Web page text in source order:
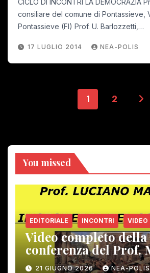
consiliare del comune di Pontassieve,
Pontassieve (FI) Prof. U. Barlozzetti,…
17 LUGLIO 2014 NEA-POLIS
articoli
1 2
You missed
EDITORIALE INCONTRI VIDEO
Video completo della
conferenza del Prof.
12 giugno scorso
21 GIUGNO 2026 NEA-POLIS